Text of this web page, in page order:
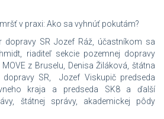
v praxi: Ako sa vyhnúť pokutám?
dopravy SR Jozef Ráž, účastníkom sa
riaditeľ sekcie pozemnej dopravy
z Bruselu, Denisa Žiláková, štátna
dopravy SR, Jozef Viskupič predseda
kraja a predseda SK8 a ďalší
štátnej správy, akademickej pôdy